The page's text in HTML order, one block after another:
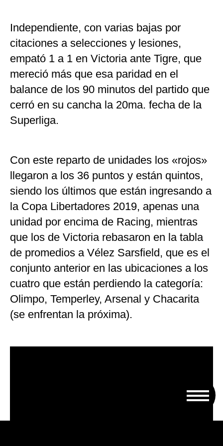
Independiente, con varias bajas por
citaciones a selecciones y lesiones,
empató 1 a 1 en Victoria ante Tigre, que
mereció más que esa paridad en el
balance de los 90 minutos del partido que
cerró en su cancha la 20ma. fecha de la
Superliga.
Con este reparto de unidades los «rojos»
llegaron a los 36 puntos y están quintos,
siendo los últimos que están ingresando a
la Copa Libertadores 2019, apenas una
unidad por encima de Racing, mientras
que los de Victoria rebasaron en la tabla
de promedios a Vélez Sarsfield, que es el
conjunto anterior en las ubicaciones a los
cuatro que están perdiendo la categoría:
Olimpo, Temperley, Arsenal y Chacarita
(se enfrentan la próxima).